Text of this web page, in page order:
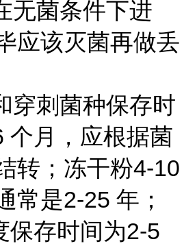
无菌条件下进
应该灭菌再做丢
穿刺菌种保存时
个月，应根据菌
转；冻干粉4-10
常是2-25 年；
保存时间为2-5